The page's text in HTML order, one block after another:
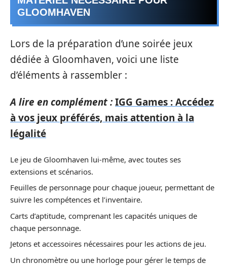
GLOOMHAVEN
Lors de la préparation d’une soirée jeux
dédiée à Gloomhaven, voici une liste
d’éléments à rassembler :
A lire en complément :IGG Games : Accédez
à vos jeux préférés, mais attention à la
légalité
Le jeu de Gloomhaven lui-même, avec toutes ses
extensions et scénarios.
Feuilles de personnage pour chaque joueur, permettant de
suivre les compétences et l’inventaire.
Carts d’aptitude, comprenant les capacités uniques de
chaque personnage.
Jetons et accessoires nécessaires pour les actions de jeu.
Un chronomètre ou une horloge pour gérer le temps de